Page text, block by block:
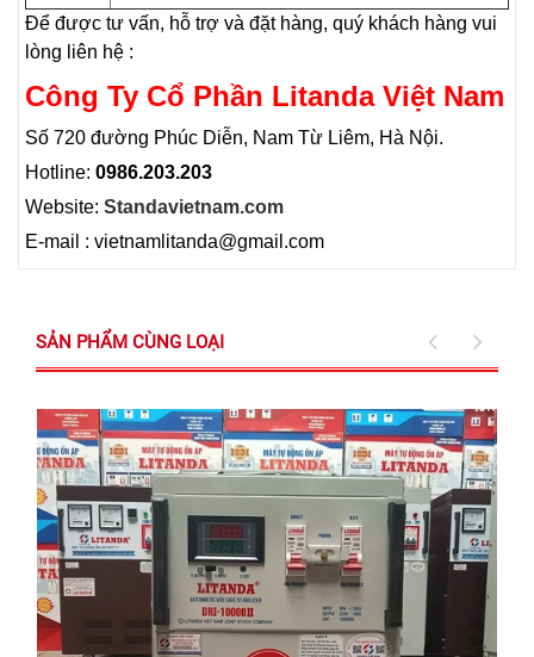
Để được tư vấn, hỗ trợ và đặt hàng, quý khách hàng vui
lòng liên hệ :
Công Ty Cổ Phần Litanda Việt Nam
Số 720 đường Phúc Diễn, Nam Từ Liêm, Hà Nội.
Hotline: 0986.203.203
Website: Standavietnam.com
E-mail : vietnamlitanda@gmail.com
SẢN PHẨM CÙNG LOẠI